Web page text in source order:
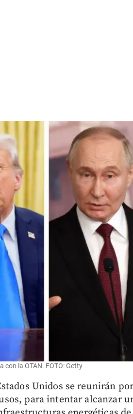
con la OTAN. FOTO: Getty
Unidos se reunirán
para intentar alcanzar